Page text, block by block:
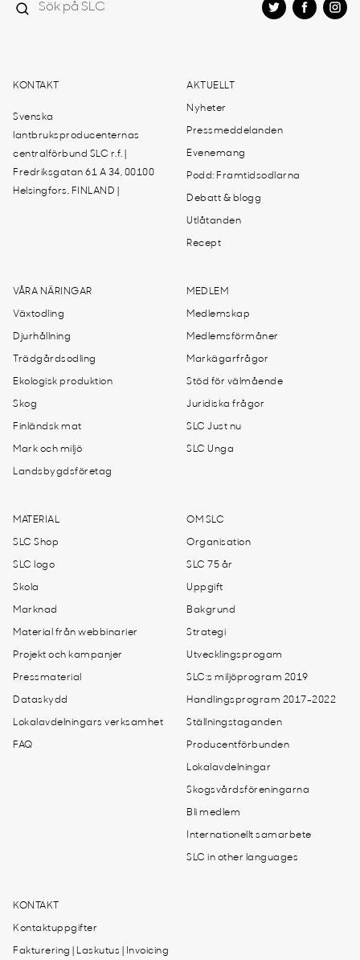
KONTAKT
Svenska
lantbruksproducenternas
centralförbund SLC r.f. |
Fredriksgatan 61 A 34, 00100
Helsingfors, FINLAND |
AKTUELLT
Nyheter
Pressmeddelanden
Evenemang
Podd: Framtidsodlarna
Debatt & blogg
Utlåtanden
Recept
VÅRA NÄRINGAR
Växtodling
Djurhållning
Trädgårdsodling
Ekologisk produktion
Skog
Finländsk mat
Mark och miljö
Landsbygdsföretag
MEDLEM
Medlemskap
Medlemsförmåner
Markägarfrågor
Stöd för välmående
Juridiska frågor
SLC Just nu
SLC Unga
MATERIAL
SLC Shop
SLC logo
Skola
Marknad
Material från webbinarier
Projekt och kampanjer
Pressmaterial
Dataskydd
Lokalavdelningars verksamhet
FAQ
OM SLC
Organisation
SLC 75 år
Uppgift
Bakgrund
Strategi
Utvecklingsprogam
SLC:s miljöprogram 2019
Handlingsprogram 2017-2022
Ställningstaganden
Producentförbunden
Lokalavdelningar
Skogsvårdsföreningarna
Bli medlem
Internationellt samarbete
SLC in other languages
KONTAKT
Kontaktuppgifter
Fakturering | Laskutus | Invoicing